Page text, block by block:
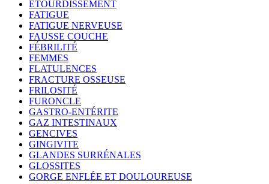
ÉTOURDISSEMENT
FATIGUE
FATIGUE NERVEUSE
FAUSSE COUCHE
FÉBRILITÉ
FEMMES
FLATULENCES
FRACTURE OSSEUSE
FRILOSITÉ
FURONCLE
GASTRO-ENTÉRITE
GAZ INTESTINAUX
GENCIVES
GINGIVITE
GLANDES SURRÉNALES
GLOSSITES
GORGE ENFLÉE ET DOULOUREUSE